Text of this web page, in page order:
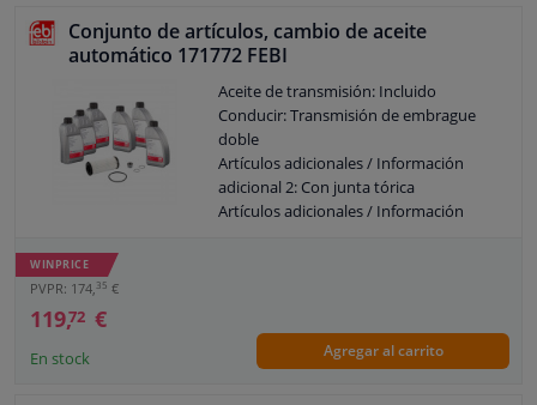
722.9
Reemplazar después de [km]: 50000
Garantía: 2 años
Reemplazar después de [año]: 3
Color del fluido industrial: 201608
No para código de implementación
especial: A89
Observe la información del servicio
Conjunto de artículos, cambio de aceite
automático 171772 FEBI
Aceite de transmisión: Incluido
Conducir: Transmisión de embrague
doble
Artículos adicionales / Información
adicional 2: Con junta tórica
Artículos adicionales / Información
Capacidad [litro]: 6
Especificación: VW TL 52 182
WINPRICE
PVPR: 174,35 €
119,72 €
En stock Agregar al carrito